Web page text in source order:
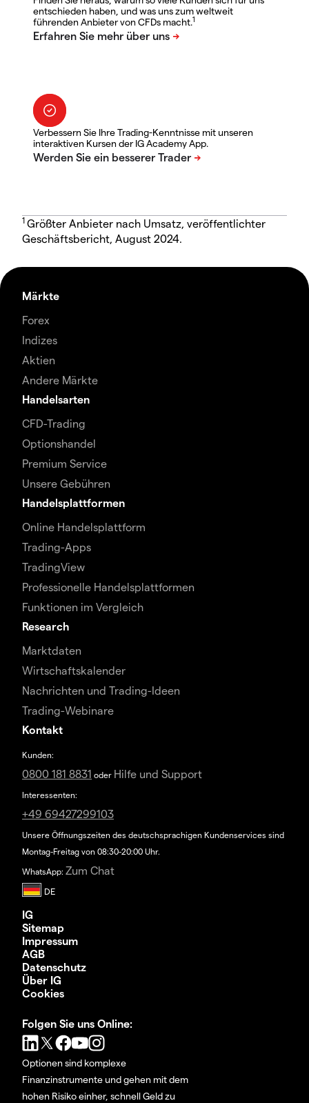
entschieden haben, und was uns zum weltweit
führenden Anbieter von CFDs macht.1
Verbessern Sie Ihre Trading-Kenntnisse mit unseren
interaktiven Kursen der IG Academy App.
1 Größter Anbieter nach Umsatz, veröffentlichter
Geschäftsbericht, August 2024.
Märkte
Forex
Indizes
Aktien
Andere Märkte
Handelsarten
CFD-Trading
Optionshandel
Premium Service
Unsere Gebühren
Handelsplattformen
Online Handelsplattform
Trading-Apps
TradingView
Professionelle Handelsplattformen
Funktionen im Vergleich
Research
Marktdaten
Wirtschaftskalender
Nachrichten und Trading-Ideen
Trading-Webinare
Kontakt
Kunden:
0800 181 8831 oder Hilfe und Support
Interessenten:
+49 69427299103
Unsere Öffnungszeiten des deutschsprachigen Kundenservices sind
Montag-Freitag von 08:30-20:00 Uhr.
WhatsApp: Zum Chat
IG
Sitemap
Impressum
AGB
Datenschutz
Über IG
Cookies
Folgen Sie uns Online:
Optionen sind komplexe
Finanzinstrumente und gehen mit dem
hohen Risiko einher, schnell Geld zu